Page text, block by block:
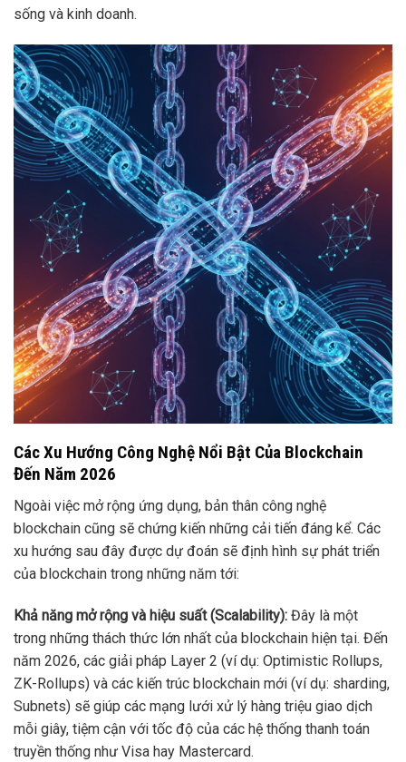
sống và kinh doanh.
Các Xu Hướng Công Nghệ Nổi Bật Của Blockchain
Đến Năm 2026
Ngoài việc mở rộng ứng dụng, bản thân công nghệ
blockchain cũng sẽ chứng kiến những cải tiến đáng kể. Các
xu hướng sau đây được dự đoán sẽ định hình sự phát triển
của blockchain trong những năm tới:
Khả năng mở rộng và hiệu suất (Scalability): Đây là một
trong những thách thức lớn nhất của blockchain hiện tại. Đến
năm 2026, các giải pháp Layer 2 (ví dụ: Optimistic Rollups,
ZK-Rollups) và các kiến trúc blockchain mới (ví dụ: sharding,
Subnets) sẽ giúp các mạng lưới xử lý hàng triệu giao dịch
mỗi giây, tiệm cận với tốc độ của các hệ thống thanh toán
truyền thống như Visa hay Mastercard.